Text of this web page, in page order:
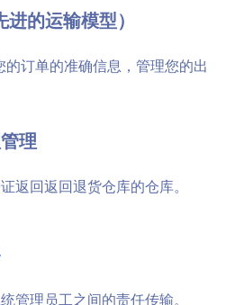
的运输模型）
的订单的准确信息，管理您的出
理
返回返回退货仓库的仓库。
管理员工之间的责任传输。